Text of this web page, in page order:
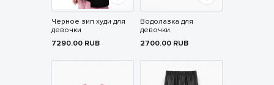
Чёрное зип худи для
девочки
7290.00 RUB
Водолазка для
девочки
2700.00 RUB